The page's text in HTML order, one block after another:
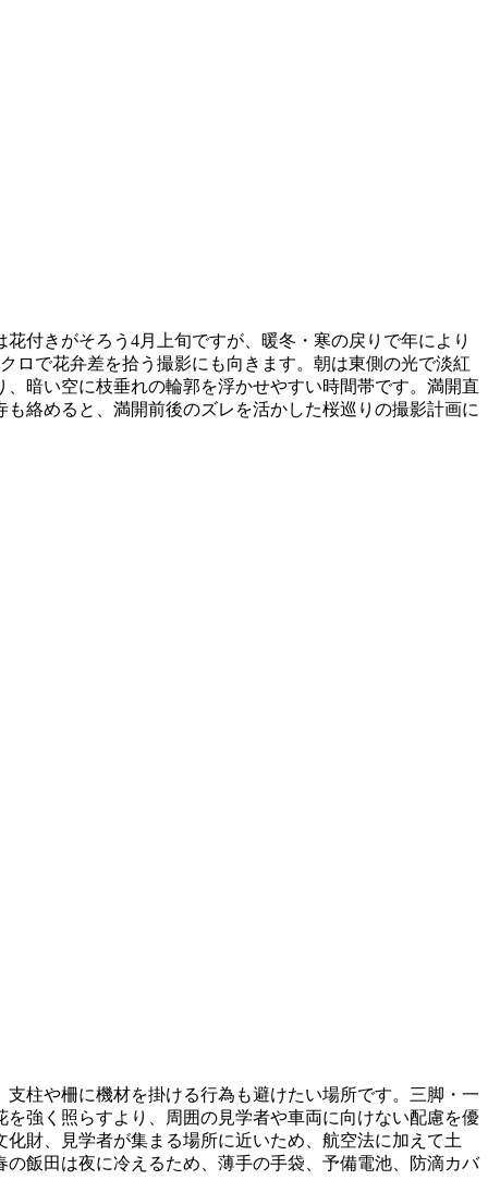
付きがそろう4月上旬ですが、暖冬・寒の戻りで年により
ロで花弁差を拾う撮影にも向きます。朝は東側の光で淡紅
暗い空に枝垂れの輪郭を浮かせやすい時間帯です。満開直
絡めると、満開前後のズレを活かした桜巡りの撮影計画に
柱や柵に機材を掛ける行為も避けたい場所です。三脚・一
強く照らすより、周囲の見学者や車両に向けない配慮を優
財、見学者が集まる場所に近いため、航空法に加えて土
飯田は夜に冷えるため、薄手の手袋、予備電池、防滴カバ